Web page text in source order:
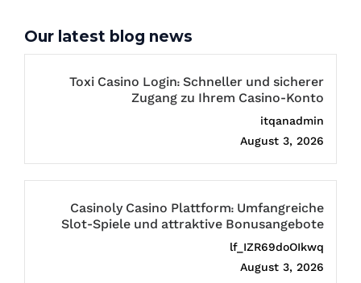
Our latest blog news
Toxi Casino Login: Schneller und sicherer
Zugang zu Ihrem Casino-Konto
itqanadmin
August 3, 2026
Casinoly Casino Plattform: Umfangreiche
Slot-Spiele und attraktive Bonusangebote
lf_IZR69doOIkwq
August 3, 2026